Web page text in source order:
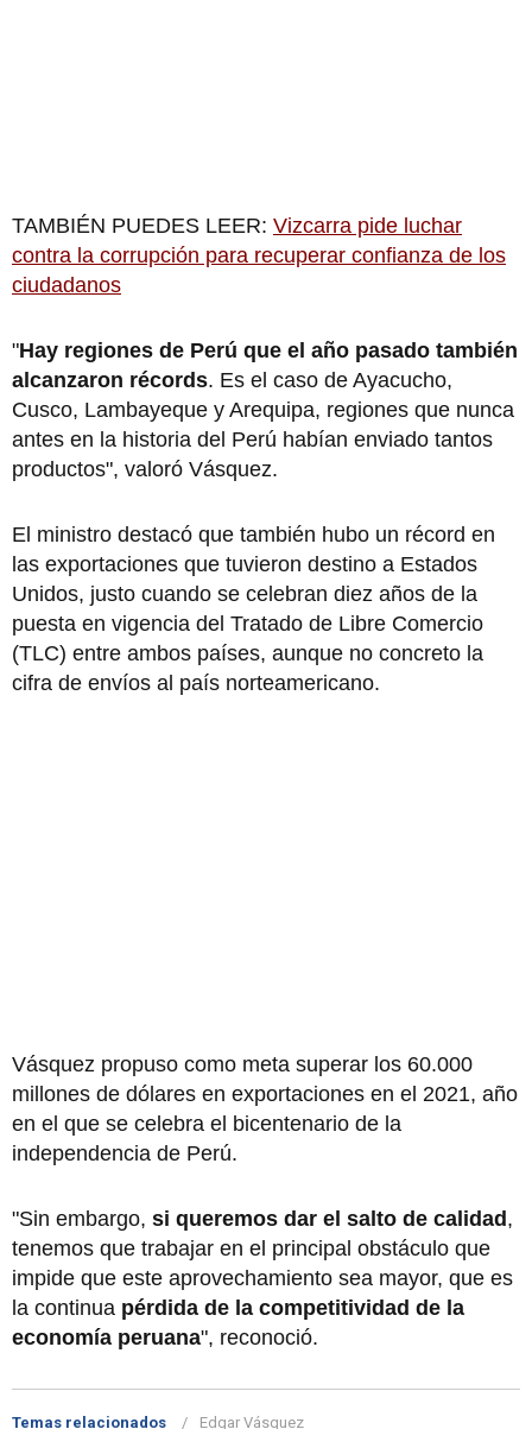
TAMBIÉN PUEDES LEER: Vizcarra pide luchar
contra la corrupción para recuperar confianza de los
ciudadanos
"Hay regiones de Perú que el año pasado también
alcanzaron récords. Es el caso de Ayacucho,
Cusco, Lambayeque y Arequipa, regiones que nunca
antes en la historia del Perú habían enviado tantos
productos", valoró Vásquez.
El ministro destacó que también hubo un récord en
las exportaciones que tuvieron destino a Estados
Unidos, justo cuando se celebran diez años de la
puesta en vigencia del Tratado de Libre Comercio
(TLC) entre ambos países, aunque no concreto la
cifra de envíos al país norteamericano.
Vásquez propuso como meta superar los 60.000
millones de dólares en exportaciones en el 2021, año
en el que se celebra el bicentenario de la
independencia de Perú.
"Sin embargo, si queremos dar el salto de calidad,
tenemos que trabajar en el principal obstáculo que
impide que este aprovechamiento sea mayor, que es
la continua pérdida de la competitividad de la
economía peruana", reconoció.
Temas relacionados Edgar Vásquez